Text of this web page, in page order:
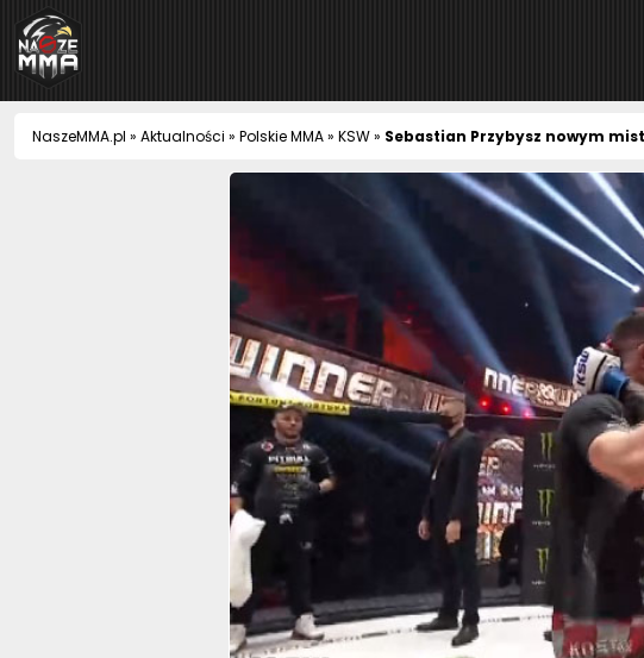
NaszeMMA
NaszeMMA.pl » Aktualności » Polskie MMA» KSW» Sebastian Przybysz nowym